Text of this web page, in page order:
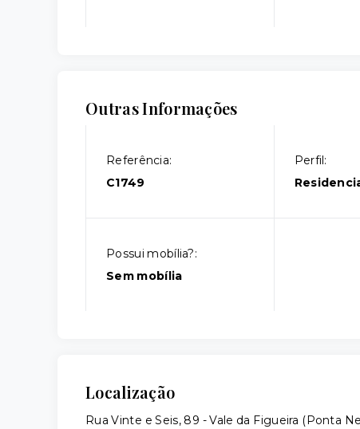
Outras Informações
Referência:
C1749
Perfil:
Possui mobília?:
Sem mobília
Localização
Rua Vinte e Seis, 89 - Vale da Figueira (Ponta